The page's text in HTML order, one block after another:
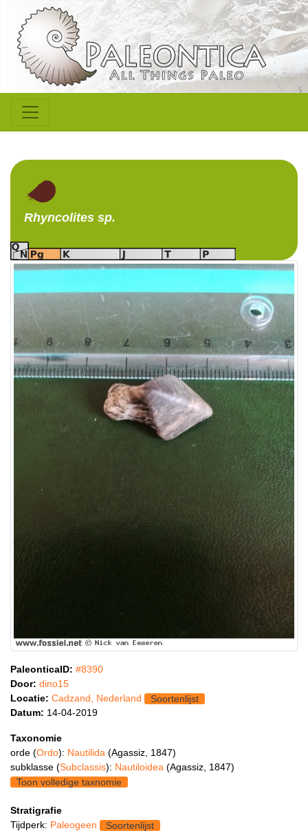
Rhyncolites sp.
PaleonticaID: #8390
Door: dino15
Locatie: Cadzand, Nederland
Soortenlijst
Datum: 14-04-2019
Taxonomie
orde (Ordo): Nautilida (Agassiz, 1847)
subklasse (Subclassis): Nautiloidea (Agassiz, 1847)
Toon volledige taxnomie
Stratigrafie
Tijdperk: Paleogeen
Soortenlijst